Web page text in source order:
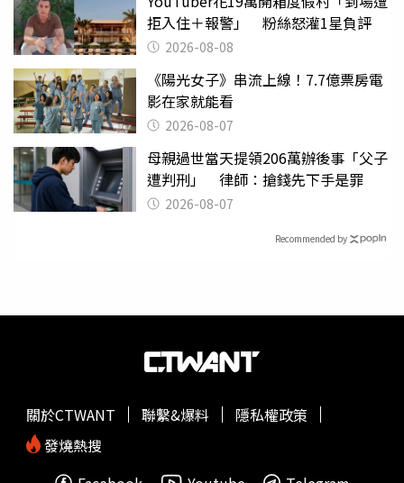
拒入住＋報警」 粉絲怒灌1星負評
2026-08-08
《陽光女子》串流上線！7.7億票房電
影在家就能看
2026-08-07
母親過世當天提領206萬辦後事「父子
遭判刑」 律師：搶錢先下手是罪
2026-08-07
Recommended by
關於CTWANT 聯繫&爆料
隱私權政策
發燒熱搜